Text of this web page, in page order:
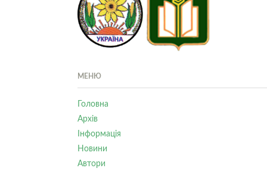
МЕНЮ
Головна
Архів
Інформація
Новини
Автори